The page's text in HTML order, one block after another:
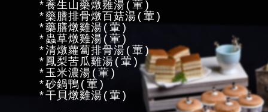
*養生山藥燉雞湯(葷)
*藥膳排骨燉百菇湯(葷)
*藥膳燉雞湯(葷)
*蟲草燉雞湯(葷)
*清燉蘿蔔排骨湯(葷)
*鳳梨苦瓜雞湯(葷)
*玉米濃湯(葷)
*砂鍋鴨(葷)
*干貝燉雞湯(葷)